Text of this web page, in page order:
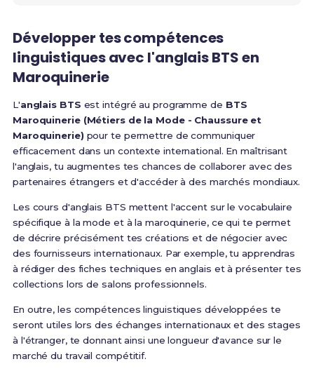
Développer tescompétences
linguistiquesavec l'anglais BTSen
Maroquinerie
L'anglais BTS est intégré au programme de BTS
Maroquinerie (Métiers de la Mode - Chaussure et
Maroquinerie) pour te permettre de communiquer
efficacement dans un contexte international. En maîtrisant
l'anglais, tu augmentes tes chances de collaborer avec des
partenaires étrangers et d'accéder à des marchés mondiaux.
Les cours d'anglais BTS mettent l'accent sur le vocabulaire
spécifique à la mode et à la maroquinerie, ce qui te permet
de décrire précisément tes créations et de négocier avec
des fournisseurs internationaux. Par exemple, tu apprendras
à rédiger des fiches techniques en anglais et à présenter tes
collections lors de salons professionnels.
En outre, les compétences linguistiques développées te
seront utiles lors des échanges internationaux et des stages
à l'étranger, te donnant ainsi une longueur d'avance sur le
marché du travail compétitif.